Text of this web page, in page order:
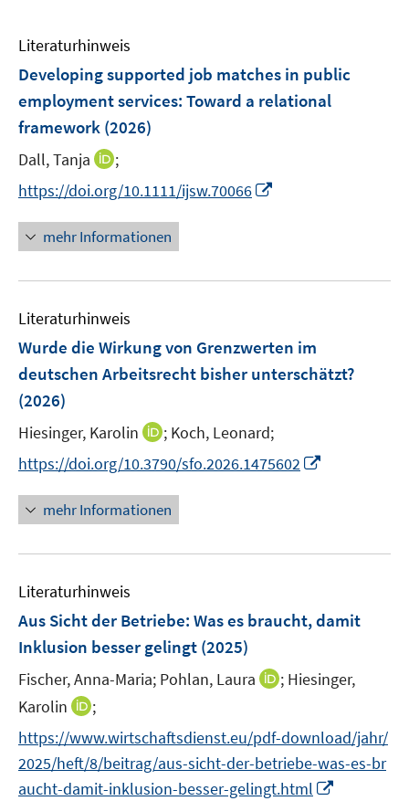
Literaturhinweis
Developing supported job matches in public
employment services: Toward a relational
framework (2026)
Dall, Tanja
I
n
n
e
u
F
n
s
r
ö
f
n
e
;
https://doi.org/10.1111/ijsw.70066
u
F
n
t
r
n
mehr Informationen
Literaturhinweis
Wurde die Wirkung von Grenzwerten im
deutschen Arbeitsrecht bisher unterschätzt?
(2026)
Hiesinger, Karolin
I
n
e
u
n
s
t
ö
f
f
; Koch, Leonard;
https://doi.org/10.3790/sfo.2026.1475602
u
F
s
r
ö
f
mehr Informationen
Literaturhinweis
Aus Sicht der Betriebe: Was es braucht, damit
Inklusion besser gelingt (2025)
Fischer, Anna-Maria; Pohlan, Laura
I
e
u
e
; Hiesinger,
Karolin
I
n
e
u
;
https://www.wirtschaftsdienst.eu/pdf-download/jahr/
2025/heft/8/beitrag/aus-sicht-der-betriebe-was-es-br
aucht-damit-inklusion-besser-gelingt.html